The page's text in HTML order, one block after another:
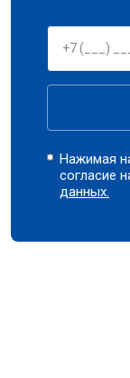
Нажимая
согласие
данных.